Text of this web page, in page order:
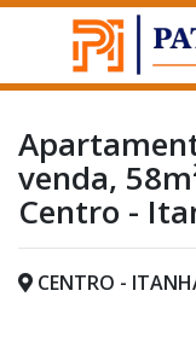
venda,
Centro -
CENTRO -